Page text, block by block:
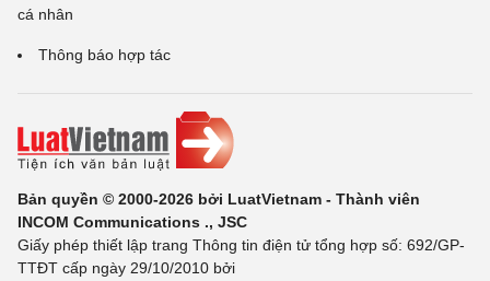
cá nhân
Thông báo hợp tác
Bản quyền © 2000-2026 bởi LuatVietnam - Thành viên
INCOM Communications ., JSC
Giấy phép thiết lập trang Thông tin điện tử tổng hợp số: 692/GP-
TTĐT cấp ngày 29/10/2010 bởi